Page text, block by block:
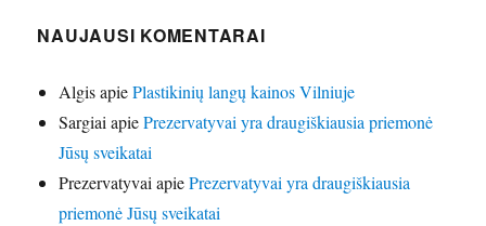
NAUJAUSI KOMENTARAI
AlgisapiePlastikinių langų kainos Vilniuje
SargiaiapiePrezervatyvai yra draugiškiausia priemonė
Jūsų sveikatai
PrezervatyvaiapiePrezervatyvai yra draugiškiausia
priemonė Jūsų sveikatai